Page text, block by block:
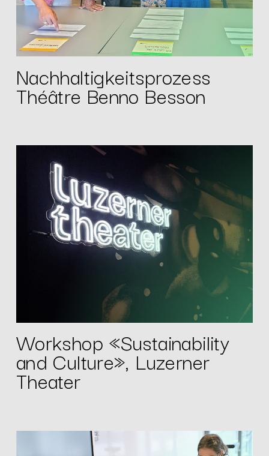
Nachhaltigkeitsprozess
Théâtre Benno Besson
Workshop «Sustainability
and Culture», Luzerner
Theater